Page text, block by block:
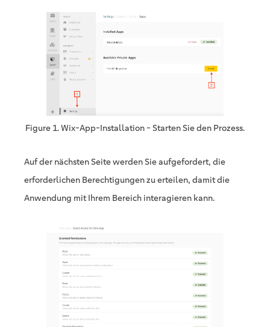
Figure 1. Wix-App-Installation - Starten Sie den Prozess.
Auf der nächsten Seite werden Sie aufgefordert, die
erforderlichen Berechtigungen zu erteilen, damit die
Anwendung mit Ihrem Bereich interagieren kann.